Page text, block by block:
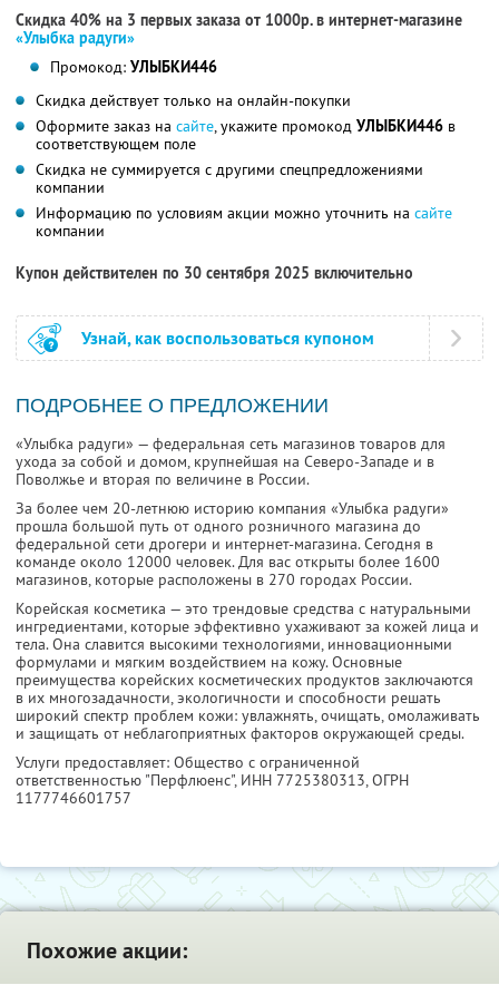
Скидка 40% на 3 первых заказа от 1000р. в интернет-магазине
«Улыбка радуги»
Промокод: УЛЫБКИ446
Скидка действует только на онлайн-покупки
Оформите заказ на сайте, укажите промокод УЛЫБКИ446 в
соответствующем поле
Скидка не суммируется с другими спецпредложениями
компании
Информацию по условиям акции можно уточнить на сайте
компании
Купон действителен по 30 сентября 2025 включительно
Узнай, как воспользоваться купоном
ПОДРОБНЕЕ О ПРЕДЛОЖЕНИИ
«Улыбка радуги» — федеральная сеть магазинов товаров для
ухода за собой и домом, крупнейшая на Северо-Западе и в
Поволжье и вторая по величине в России.
За более чем 20-летнюю историю компания «Улыбка радуги»
прошла большой путь от одного розничного магазина до
федеральной сети дрогери и интернет-магазина. Сегодня в
команде около 12000 человек. Для вас открыты более 1600
магазинов, которые расположены в 270 городах России.
Корейская косметика — это трендовые средства с натуральными
ингредиентами, которые эффективно ухаживают за кожей лица и
тела. Она славится высокими технологиями, инновационными
формулами и мягким воздействием на кожу. Основные
преимущества корейских косметических продуктов заключаются
в их многозадачности, экологичности и способности решать
широкий спектр проблем кожи: увлажнять, очищать, омолаживать
и защищать от неблагоприятных факторов окружающей среды.
Услуги предоставляет: Общество с ограниченной
ответственностью "Перфлюенс", ИНН 7725380313, ОГРН
1177746601757
Похожие акции: